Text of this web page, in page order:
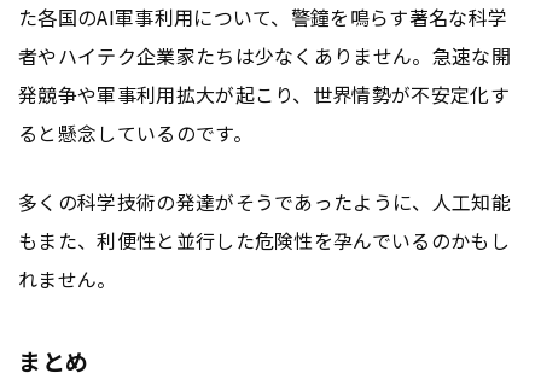
た各国のAI軍事利用について、警鐘を鳴らす著名な科学
者やハイテク企業家たちは少なくありません。急速な開
発競争や軍事利用拡大が起こり、世界情勢が不安定化す
ると懸念しているのです。
多くの科学技術の発達がそうであったように、人工知能
もまた、利便性と並行した危険性を孕んでいるのかもし
れません。
まとめ